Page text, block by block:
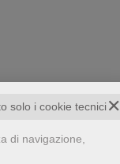
✕
solo i cookie tecnici
di navigazione,